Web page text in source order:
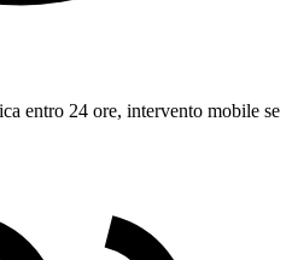
entro 24 ore, intervento mobile se